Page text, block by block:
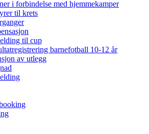
i forbindelse med hjemmekamper
til krets
til cup
barnefotball 10-12 år
av utlegg